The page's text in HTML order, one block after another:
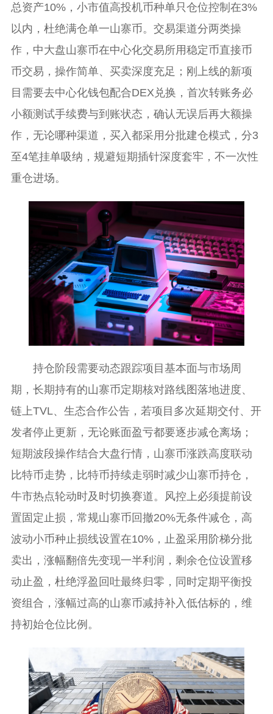
总资产10%，小市值高投机币种单只仓位控制在3%
以内，杜绝满仓单一山寨币。交易渠道分两类操
作，中大盘山寨币在中心化交易所用稳定币直接币
币交易，操作简单、买卖深度充足；刚上线的新项
目需要去中心化钱包配合DEX兑换，首次转账务必
小额测试手续费与到账状态，确认无误后再大额操
作，无论哪种渠道，买入都采用分批建仓模式，分3
至4笔挂单吸纳，规避短期插针深度套牢，不一次性
重仓进场。
持仓阶段需要动态跟踪项目基本面与市场周
期，长期持有的山寨币定期核对路线图落地进度、
链上TVL、生态合作公告，若项目多次延期交付、开
发者停止更新，无论账面盈亏都要逐步减仓离场；
短期波段操作结合大盘行情，山寨币涨跌高度联动
比特币走势，比特币持续走弱时减少山寨币持仓，
牛市热点轮动时及时切换赛道。风控上必须提前设
置固定止损，常规山寨币回撤20%无条件减仓，高
波动小币种止损线设置在10%，止盈采用阶梯分批
卖出，涨幅翻倍先变现一半利润，剩余仓位设置移
动止盈，杜绝浮盈回吐最终归零，同时定期平衡投
资组合，涨幅过高的山寨币减持补入低估标的，维
持初始仓位比例。